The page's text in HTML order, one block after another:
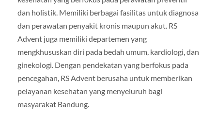
dan holistik. Memiliki berbagai fasilitas untuk diagnosa
dan perawatan penyakit kronis maupun akut. RS
Advent juga memiliki departemen yang
mengkhususkan diri pada bedah umum, kardiologi, dan
ginekologi. Dengan pendekatan yang berfokus pada
pencegahan, RS Advent berusaha untuk memberikan
pelayanan kesehatan yang menyeluruh bagi
masyarakat Bandung.